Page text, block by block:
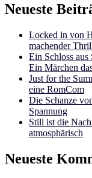
Neueste
Locked in von
machender
Ein Schloss
Ein Märchen
Just for the
eine RomCom
Die Schanze
Spannung
Still ist die
atmosphärisch
Neueste